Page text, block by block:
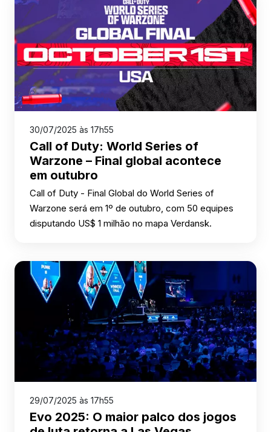
30/07/2025 às 17h55
Call of Duty: World Series of
Warzone – Final global acontece
em outubro
Call of Duty - Final Global do World Series of
Warzone será em 1º de outubro, com 50 equipes
disputando US$ 1 milhão no mapa Verdansk.
29/07/2025 às 17h55
Evo 2025: O maior palco dos jogos